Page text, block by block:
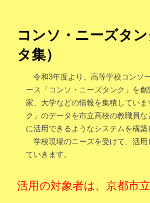
コンソ・ニーズタ
タ集）
令和3年度より、高等学校コンソ
ース「コンソ・ニーズタンク」を
家、大学などの情報を集積してい
ク」のデータを市立高校の教職員
に活用できるようなシステムを構築
学校現場のニーズを受けて、活用
ていきます。
活用の対象者は、京都市